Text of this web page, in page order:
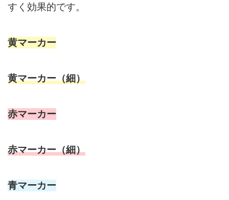
すく効果的です。
黄マーカー
黄マーカー（細）
赤マーカー
赤マーカー（細）
青マーカー